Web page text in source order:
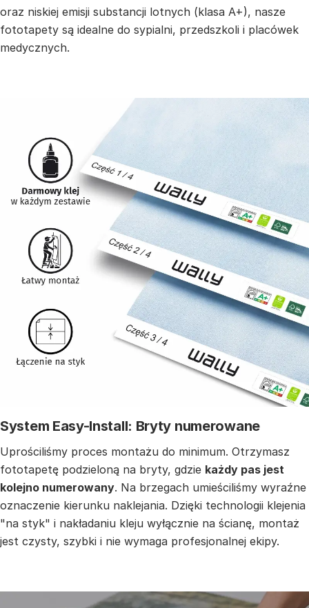
oraz niskiej emisji substancji lotnych (klasa A+), nasze
fototapety są idealne do sypialni, przedszkoli i placówek
medycznych.
System Easy-Install: Bryty numerowane
Uprościliśmy proces montażu do minimum. Otrzymasz
fototapetę podzieloną na bryty, gdzie każdy pas jest
kolejno numerowany. Na brzegach umieściliśmy wyraźne
oznaczenie kierunku naklejania. Dzięki technologii klejenia
"na styk" i nakładaniu kleju wyłącznie na ścianę, montaż
jest czysty, szybki i nie wymaga profesjonalnej ekipy.